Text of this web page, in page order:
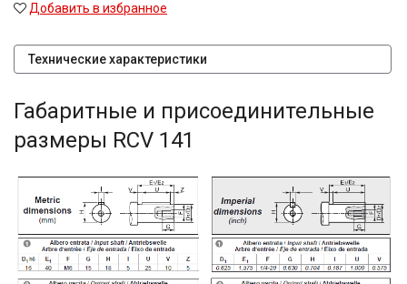
Добавить в избранное
Технические характеристики
Габаритные и присоединительные
размеры RCV 141